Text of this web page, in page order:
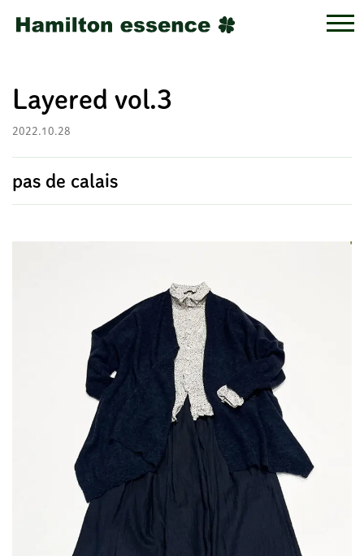
Layered vol.3
2022.10.28
pas de calais